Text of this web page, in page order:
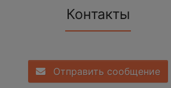
Контакты
Отправить сообщение